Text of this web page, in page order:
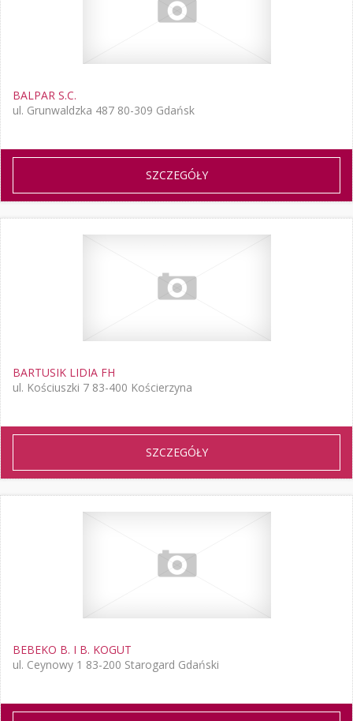
BALPAR S.C.
ul. Grunwaldzka 487 80-309 Gdańsk
SZCZEGÓŁY
BARTUSIK LIDIA FH
ul. Kościuszki 7 83-400 Kościerzyna
SZCZEGÓŁY
BEBEKO B. I B. KOGUT
ul. Ceynowy 1 83-200 Starogard Gdański